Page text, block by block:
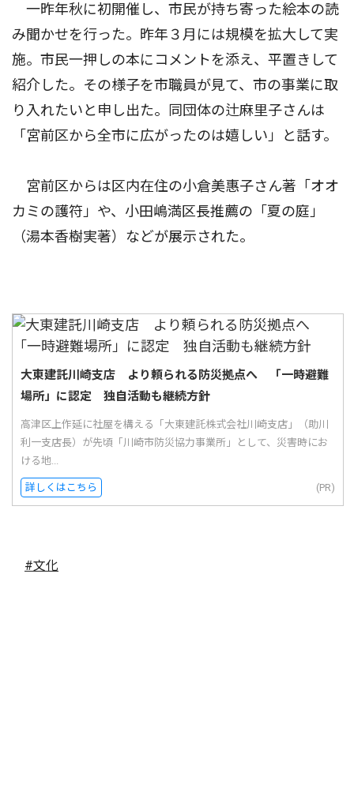
一昨年秋に初開催し、市民が持ち寄った絵本の読
み聞かせを行った。昨年３月には規模を拡大して実
施。市民一押しの本にコメントを添え、平置きして
紹介した。その様子を市職員が見て、市の事業に取
り入れたいと申し出た。同団体の辻麻里子さんは
「宮前区から全市に広がったのは嬉しい」と話す。
宮前区からは区内在住の小倉美惠子さん著「オオ
カミの護符」や、小田嶋満区長推薦の「夏の庭」
（湯本香樹実著）などが展示された。
大東建託川崎支店 より頼られる防災拠点へ 「一時避難
場所」に認定 独自活動も継続方針
高津区上作延に社屋を構える「大東建託株式会社川崎支店」（助川
利一支店長）が先頃「川崎市防災協力事業所」として、災害時にお
ける地...
詳しくはこちら (PR)
#文化